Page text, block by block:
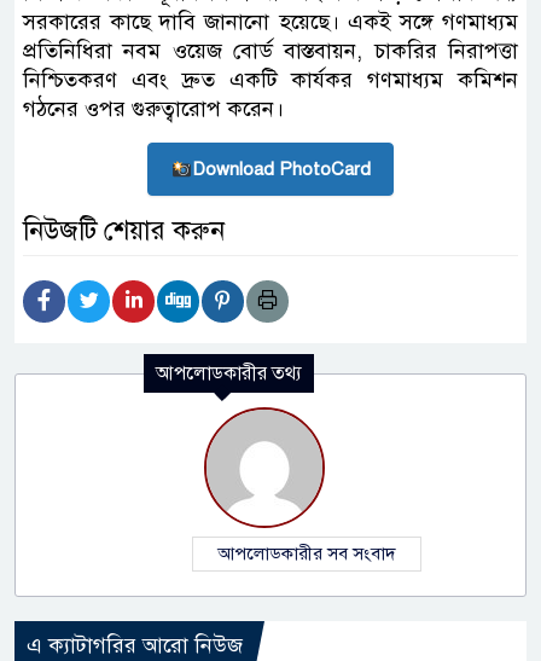
সরকারের কাছে দাবি জানানো হয়েছে। একই সঙ্গে গণমাধ্যম
প্রতিনিধিরা নবম ওয়েজ বোর্ড বাস্তবায়ন, চাকরির নিরাপত্তা
নিশ্চিতকরণ এবং দ্রুত একটি কার্যকর গণমাধ্যম কমিশন
গঠনের ওপর গুরুত্বারোপ করেন।
Download PhotoCard
নিউজটি শেয়ার করুন
আপলোডকারীর তথ্য
আপলোডকারীর সব সংবাদ
এ ক্যাটাগরির আরো নিউজ